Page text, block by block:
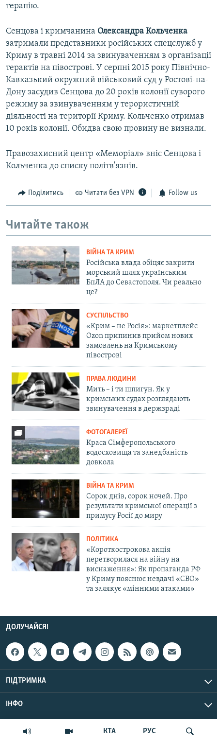
КТА РУС
терапію.
Сенцова і кримчанина Олександра Кольченка
затримали представники російських спецслужб у
Криму в травні 2014 за звинуваченням в організації
терактів на півострові. У серпні 2015 року Північно-
Кавказький окружний військовий суд у Ростові-на-
Дону засудив Сенцова до 20 років колонії суворого
режиму за звинуваченням у терористичній
діяльності на території Криму. Кольченко отримав
10 років колонії. Обидва свою провину не визнали.
Правозахисний центр «Меморіал» вніс Сенцова і
Кольченка до списку політв'язнів.
Поділитись Читати без VPN Follow us
Читайте також
ВІЙНА ТА КРИМ
Російська влада обіцяє закрити
морський шлях українським
БпЛА до Севастополя. Чи реально
це?
СУСПІЛЬСТВО
«Крим – не Росія»: маркетплейс
Ozon припинив прийом нових
замовлень на Кримському
півострові
ПРАВА ЛЮДИНИ
Мить – і ти шпигун. Як у
кримських судах розглядають
звинувачення в держзраді
ФОТОГАЛЕРЕЇ
Краса Сімферопольського
водосховища та занедбаність
довкола
ВІЙНА ТА КРИМ
Сорок днів, сорок ночей. Про
результати кримської операції з
примусу Росії до миру
ПОЛІТИКА
«Короткострокова акція
перетворилася на війну на
виснаження»: Як пропаганда РФ
у Криму пояснює невдачі «СВО»
та залякує «мінними атаками»
ДОЛУЧАЙСЯ!
ПІДТРИМКА
ІНФО
© Крим.Реалії, 2026 | Усі права застережено.